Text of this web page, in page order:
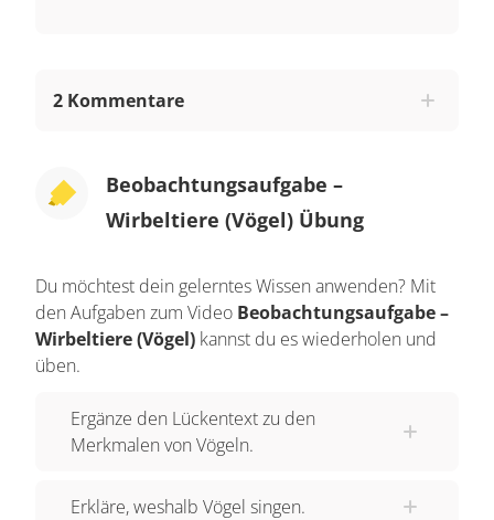
2 Kommentare
Beobachtungsaufgabe –
Wirbeltiere (Vögel) Übung
Du möchtest dein gelerntes Wissen anwenden? Mit
den Aufgaben zum Video Beobachtungsaufgabe –
Wirbeltiere (Vögel) kannst du es wiederholen und
üben.
Ergänze den Lückentext zu den
Merkmalen von Vögeln.
Erkläre, weshalb Vögel singen.